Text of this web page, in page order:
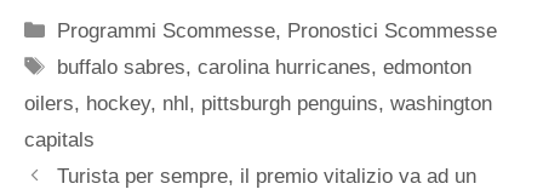
Categorie
Programmi Scommesse, Pronostici Scommesse
Tag
buffalo sabres,carolina hurricanes,edmonton
oilers, hockey, nhl, pittsburgh penguins, washington
capitals
Turista per sempre, il premio vitalizio va ad un